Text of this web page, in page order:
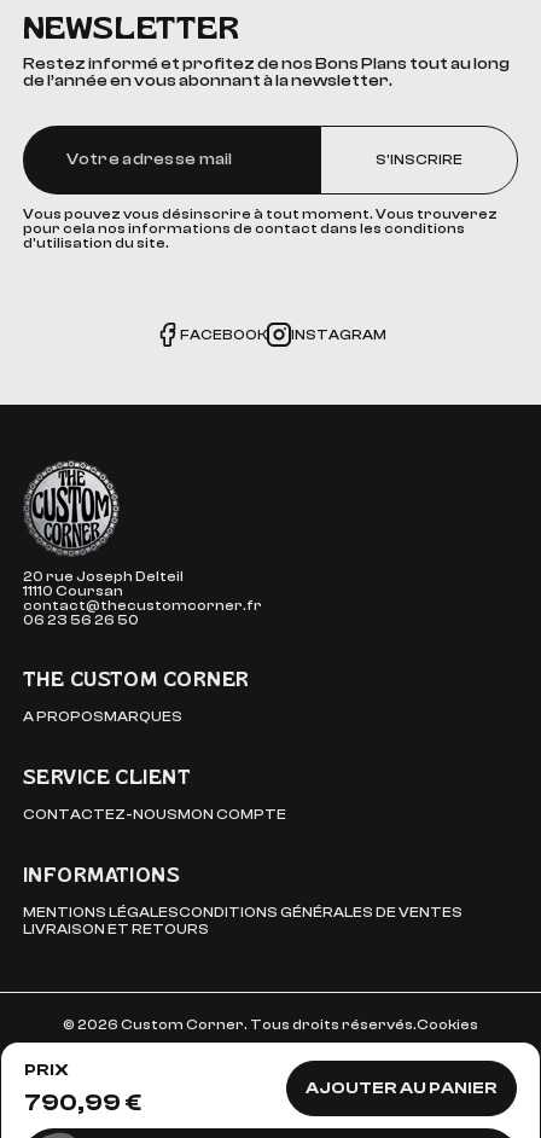
PRIX
790,99 € AJOUTER AU PANIER
NEWSLETTER
Restez informé et profitez de nos Bons Plans tout au long
de l’année en vous abonnant à la newsletter.
S'INSCRIRE
Vous pouvez vous désinscrire à tout moment. Vous trouverez
pour cela nos informations de contact dans les conditions
d'utilisation du site.
FACEBOOK INSTAGRAM
The Custom Corner
20 rue Joseph Delteil
11110 Coursan
contact@thecustomcorner.fr
06 23 56 26 50
THE CUSTOM CORNER
A PROPOSMARQUES
SERVICE CLIENT
CONTACTEZ-NOUSMON COMPTE
INFORMATIONS
MENTIONS LÉGALESCONDITIONS GÉNÉRALES DE VENTES
LIVRAISON ET RETOURS
© 2026 Custom Corner. Tous droits réservés.Cookies